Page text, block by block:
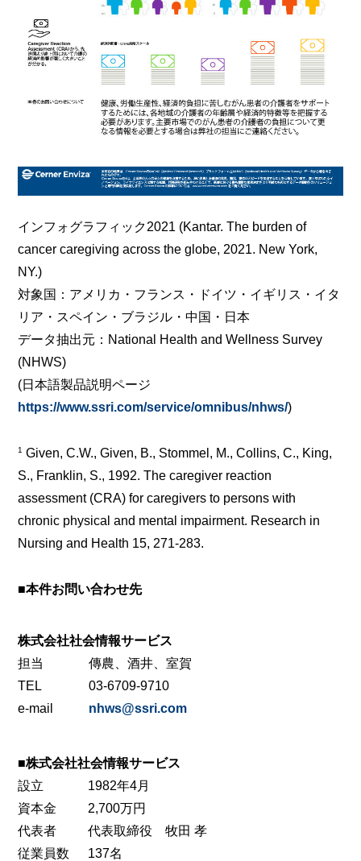
インフォグラフィック2021 (Kantar. The burden of
cancer caregiving across the globe, 2021. New York,
NY.)
対象国：アメリカ・フランス・ドイツ・イギリス・イタ
リア・スペイン・ブラジル・中国・日本
データ抽出元：National Health and Wellness Survey
(NHWS)
(日本語製品説明ページ
https://www.ssri.com/service/omnibus/nhws/)
1 Given, C.W., Given, B., Stommel, M., Collins, C., King,
S., Franklin, S., 1992. The caregiver reaction
assessment (CRA) for caregivers to persons with
chronic physical and mental impairment. Research in
Nursing and Health 15, 271-283.
■本件お問い合わせ先
株式会社社会情報サービス
担当
傳農、酒井、室賀
TEL
03-6709-9710
e-mail
nhws@ssri.com
■株式会社社会情報サービス
設立
1982年4月
資本金
2,700万円
代表者
代表取締役 牧田 孝
従業員数
137名